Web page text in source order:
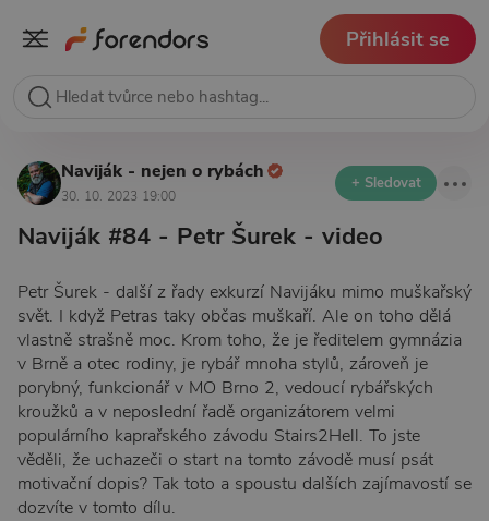
Přihlásit se
Naviják - nejen o rybách
30. 10. 2023 19:00
+ Sledovat
Naviják #84 - Petr Šurek - video
Petr Šurek - další z řady exkurzí Navijáku mimo muškařský
svět. I když Petras taky občas muškaří. Ale on toho dělá
vlastně strašně moc. Krom toho, že je ředitelem gymnázia
v Brně a otec rodiny, je rybář mnoha stylů, zároveň je
porybný, funkcionář v MO Brno 2, vedoucí rybářských
kroužků a v neposlední řadě organizátorem velmi
populárního kaprařského závodu Stairs2Hell. To jste
věděli, že uchazeči o start na tomto závodě musí psát
motivační dopis? Tak toto a spoustu dalších zajímavostí se
dozvíte v tomto dílu.